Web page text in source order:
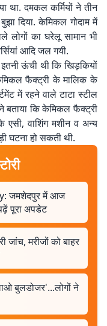
था. दमकल कर्मियों ने तीन
दिया. केमिकल गोदाम में
लोगों का घरेलू सामान भी
आदि जल गयी.
ऊंची थी कि खिड़कियों
फैक्ट्री के मालिक के
में रहने वाले टाटा स्टील
बताया कि केमिकल फैक्ट्री
वाशिंग मशीन व अन्य
घटना हो सकती थी.
जमशेदपुर में आज
पूरा अपडेट
मरीजों को बाहर
बुलडोजर'...लोगों ने